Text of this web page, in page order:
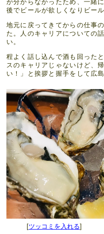
が分からなかったため、一緒
後でビールが欲しくなりビー
地元に戻ってきてからの仕事
た。人のキャリアについての
い。
程よく話し込んで酒も回った
スのキャリアじゃないけど、
い！」と挨拶と握手をして広
[ツッコミを入れる]